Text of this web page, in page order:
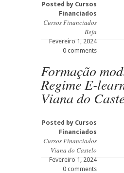
Posted by Cursos
Financiados
Cursos Financiados
Beja
Fevereiro 1, 2024
0 comments
Formação
Regime E-
Viana do
Posted by Cursos
Financiados
Cursos Financiados
Viana do Castelo
Fevereiro 1, 2024
0 comments